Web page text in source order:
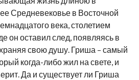
Средневековье в Восточной
века, столетием
он оставил след, появляясь в
свою душу. Гриша – самый
когда-либо жил на свете, и
Да и существует ли Гриша